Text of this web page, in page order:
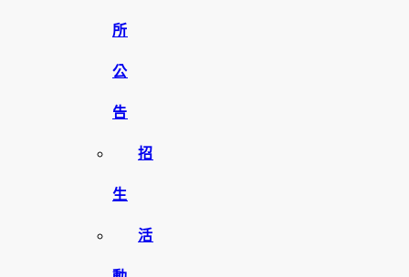
所
公
告
招
生
活